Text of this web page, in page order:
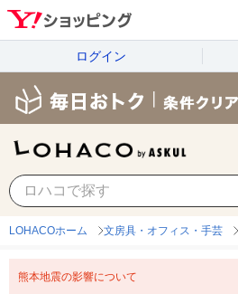
ログイン
LOHACOホーム 文房具・オフィス・手芸
熊本地震の影響について